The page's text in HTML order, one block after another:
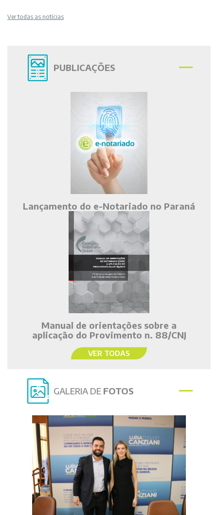
Ver todas as notícias
PUBLICAÇÕES
Lançamento do e-Notariado no Paraná
Manual de orientações sobre a
aplicação do Provimento n. 88/CNJ
VER TODAS
GALERIA DE FOTOS